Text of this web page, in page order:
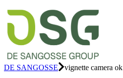
DE SANGOSSE vignette camera ok